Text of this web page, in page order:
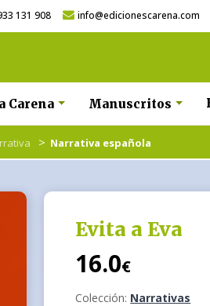
131 908 info@edicionescarena.com
Carena Manuscritos
> Narrativa española
Evita a Eva
16.0€
Colección: Narrativas